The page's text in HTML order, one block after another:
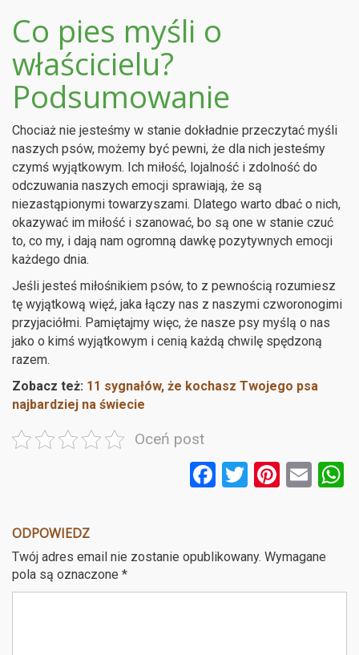
Co pies myśli o
właścicielu?
Podsumowanie
Chociaż nie jesteśmy w stanie dokładnie przeczytać myśli
naszych psów, możemy być pewni, że dla nich jesteśmy
czymś wyjątkowym. Ich miłość, lojalność i zdolność do
odczuwania naszych emocji sprawiają, że są
niezastąpionymi towarzyszami. Dlatego warto dbać o nich,
okazywać im miłość i szanować, bo są one w stanie czuć
to, co my, i dają nam ogromną dawkę pozytywnych emocji
każdego dnia.
Jeśli jesteś miłośnikiem psów, to z pewnością rozumiesz
tę wyjątkową więź, jaka łączy nas z naszymi czworonogimi
przyjaciółmi. Pamiętajmy więc, że nasze psy myślą o nas
jako o kimś wyjątkowym i cenią każdą chwilę spędzoną
razem.
Zobacz też: 11 sygnałów, że kochasz Twojego psa
najbardziej na świecie
Oceń post
F
b
o
T
er
Pi
es
E
ODPOWIEDZ
Twój adres email nie zostanie opublikowany. Wymagane
pola są oznaczone *